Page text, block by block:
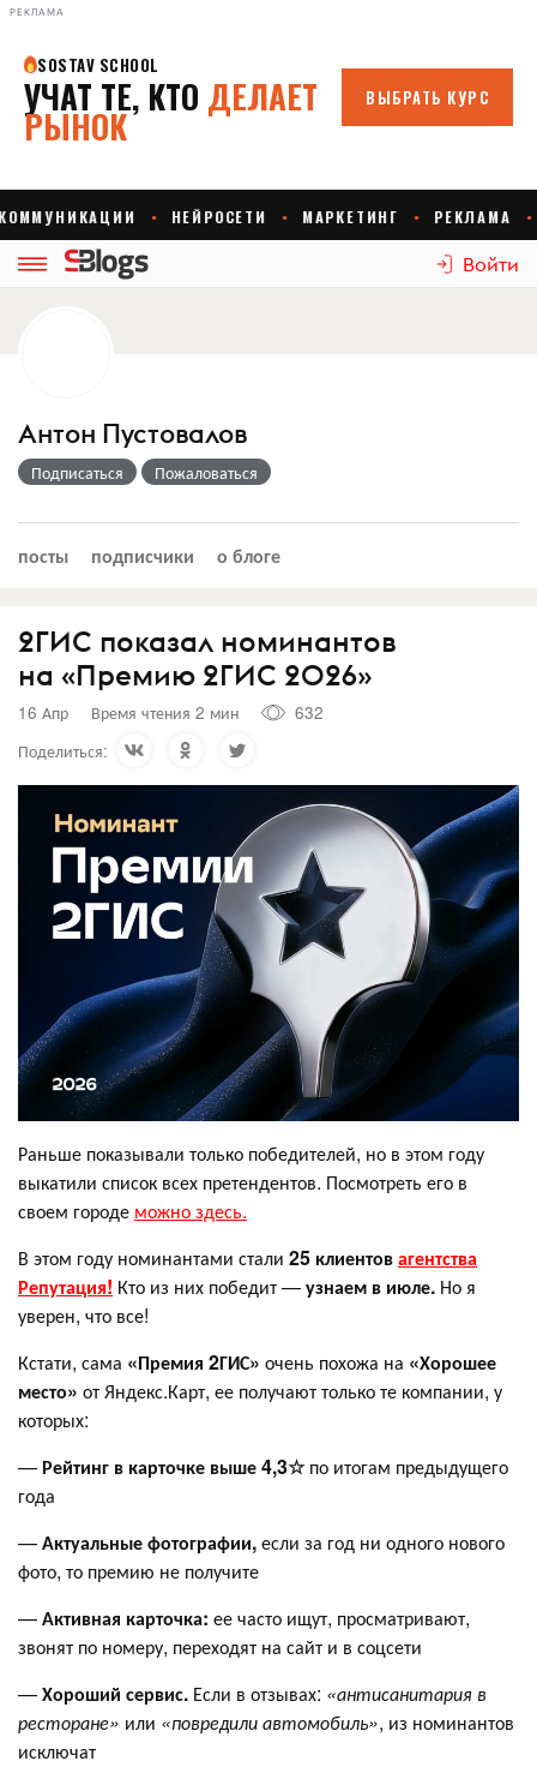
РЕКЛАМА
Войти
Антон Пустовалов
Подписаться Пожаловаться
посты подписчики о блоге
2ГИС показал номинантов
на «Премию 2ГИС 2026»
16 Апр Время чтения 2 мин
632
Поделиться:
Раньше показывали только победителей, но в этом году
выкатили список всех претендентов. Посмотреть его в
своем городе можно здесь.
В этом году номинантами стали 25 клиентовагентства
Репутация! Кто из них победит —узнаем в июле. Но я
уверен, что все!
Кстати, сама «Премия 2ГИС» очень похожа на «Хорошее
место» от Яндекс.Карт, ее получают только те компании, у
которых:
— Рейтинг в карточке выше 4,3☆по итогам предыдущего
года
—Актуальные фотографии,если за год ни одного нового
фото, то премию не получите
—Активная карточка: ее часто ищут, просматривают,
звонят по номеру, переходят на сайт и в соцсети
—Хороший сервис. Если в отзывах: «антисанитария в
ресторане» или «повредили автомобиль», из номинантов
исключат